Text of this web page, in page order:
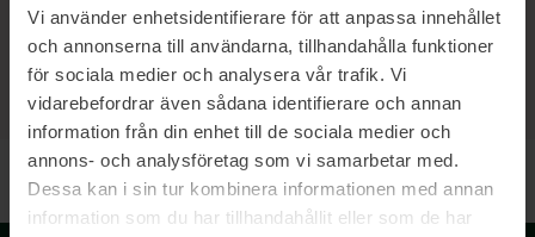
Vi använder enhetsidentifierare för att anpassa innehållet
och annonserna till användarna, tillhandahålla funktioner
för sociala medier och analysera vår trafik. Vi
vidarebefordrar även sådana identifierare och annan
information från din enhet till de sociala medier och
annons- och analysföretag som vi samarbetar med.
Dessa kan i sin tur kombinera informationen med annan
information som du har tillhandahållit eller som de har